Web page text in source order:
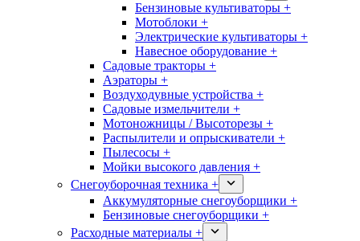
Бензиновые культиваторы +
Мотоблоки +
Электрические культиваторы +
Навесное оборудование +
Садовые тракторы +
Аэраторы +
Воздуходувные устройства +
Садовые измельчители +
Мотоножницы / Высоторезы +
Распылители и опрыскиватели +
Пылесосы +
Мойки высокого давления +
Снегоуборочная техника +
Аккумуляторные снегоуборщики +
Бензиновые снегоуборщики +
Расходные материалы +